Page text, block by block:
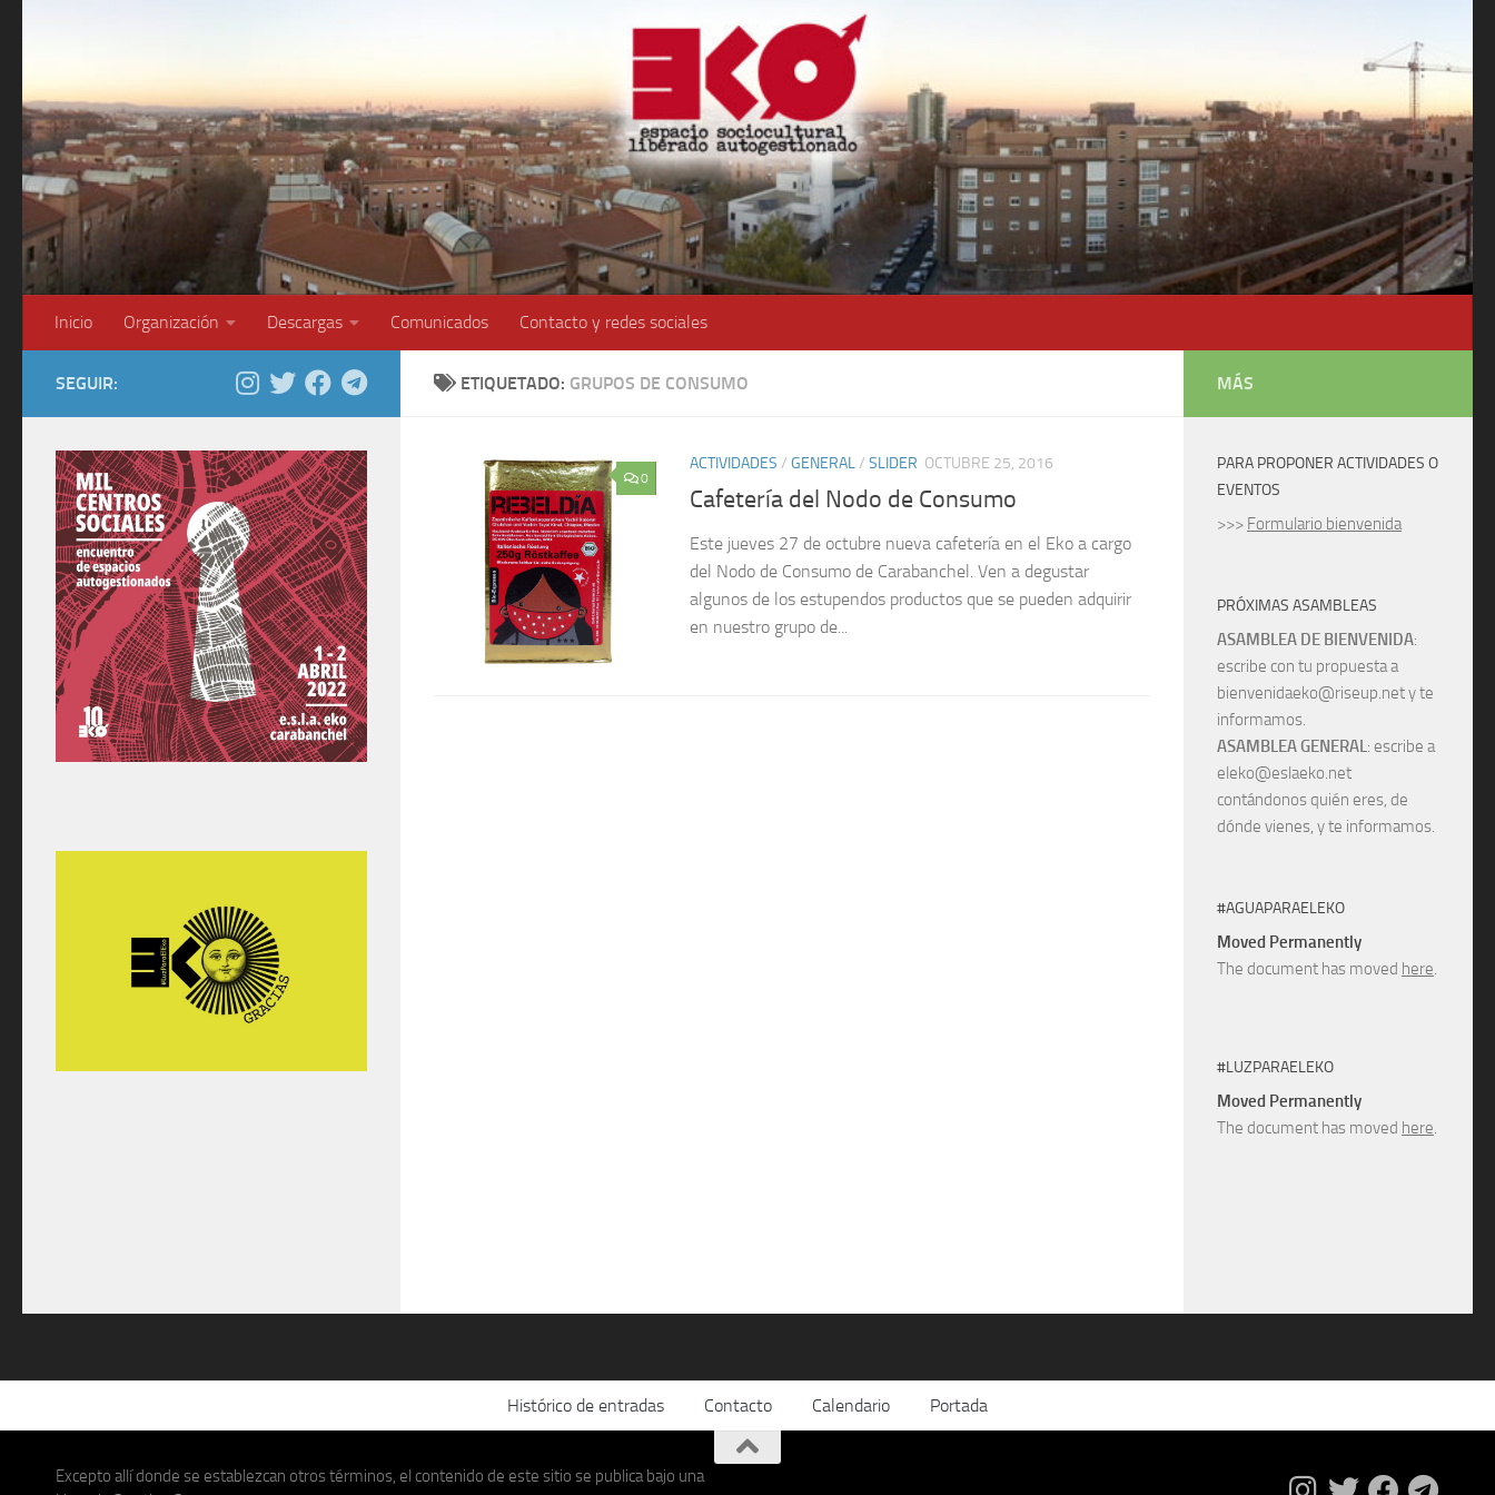
Inicio Organización Descargas Comunicados Contacto y redes sociales
ETIQUETADO: GRUPOS DE CONSUMO
0
ACTIVIDADES / GENERAL/ SLIDER OCTUBRE 25, 2016
Cafetería del Nodo de Consumo
Este jueves 27 de octubre nueva cafetería en el Eko a cargo
del Nodo de Consumo de Carabanchel. Ven a degustar
algunos de los estupendos productos que se pueden adquirir
en nuestro grupo de...
SEGUIR: MÁS
PARA PROPONER ACTIVIDADES O
EVENTOS
>>> Formulario bienvenida
PRÓXIMAS ASAMBLEAS
ASAMBLEA DE BIENVENIDA:
escribe con tu propuesta a
bienvenidaeko@riseup.net y te
informamos.
ASAMBLEA GENERAL: escribe a
eleko@eslaeko.net
contándonos quién eres, de
dónde vienes, y te informamos.
#AGUAPARAELEKO
Moved Permanently
The document has moved here.
#LUZPARAELEKO
Moved Permanently
The document has moved here.
Histórico de entradas Contacto Calendario Portada
Excepto allí donde se establezcan otros términos, el contenido de este sitio se publica bajo una